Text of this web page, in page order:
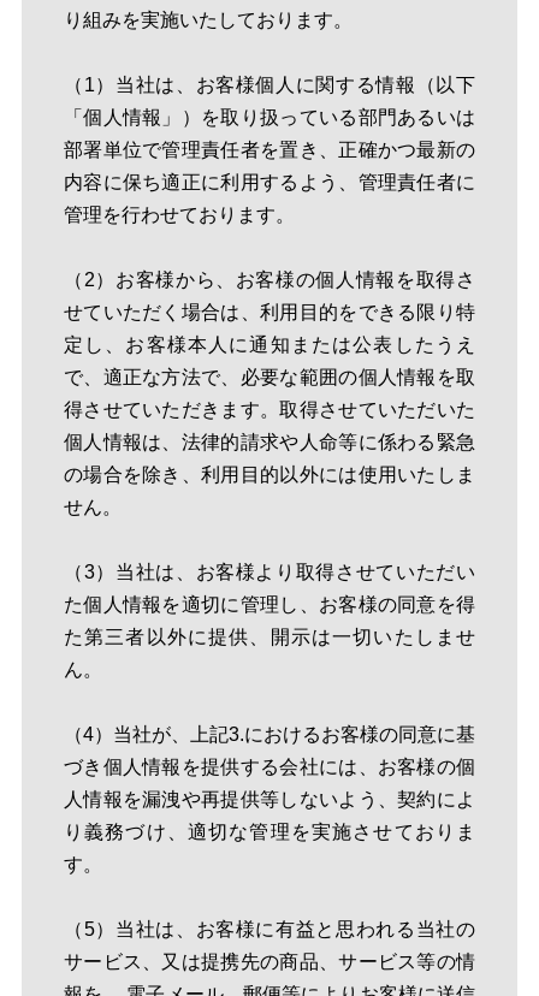
り組みを実施いたしております。
（1）当社は、お客様個人に関する情報（以下
「個人情報」）を取り扱っている部門あるいは
部署単位で管理責任者を置き、正確かつ最新の
内容に保ち適正に利用するよう、管理責任者に
管理を行わせております。
（2）お客様から、お客様の個人情報を取得さ
せていただく場合は、利用目的をできる限り特
定し、お客様本人に通知または公表したうえ
で、適正な方法で、必要な範囲の個人情報を取
得させていただきます。取得させていただいた
個人情報は、法律的請求や人命等に係わる緊急
の場合を除き、利用目的以外には使用いたしま
せん。
（3）当社は、お客様より取得させていただい
た個人情報を適切に管理し、お客様の同意を得
た第三者以外に提供、開示は一切いたしませ
ん。
（4）当社が、上記3.におけるお客様の同意に基
づき個人情報を提供する会社には、お客様の個
人情報を漏洩や再提供等しないよう、契約によ
り義務づけ、適切な管理を実施させておりま
す。
（5）当社は、お客様に有益と思われる当社の
サービス、又は提携先の商品、サービス等の情